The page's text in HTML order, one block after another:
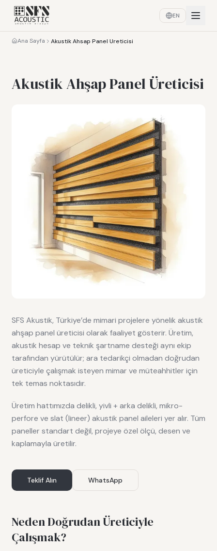
EN
Ana Sayfa Akustik Ahsap Panel Ureticisi
Akustik Ahşap Panel Üreticisi
SFS Akustik, Türkiye’de mimari projelere yönelik akustik
ahşap panel üreticisi olarak faaliyet gösterir. Üretim,
akustik hesap ve teknik şartname desteği aynı ekip
tarafından yürütülür; ara tedarikçi olmadan doğrudan
üreticiyle çalışmak isteyen mimar ve müteahhitler için
tek temas noktasıdır.
Üretim hattımızda delikli, yivli + arka delikli, mikro-
perfore ve slat (lineer) akustik panel aileleri yer alır. Tüm
paneller standart değil, projeye özel ölçü, desen ve
kaplamayla üretilir.
Teklif Alın WhatsApp
Neden Doğrudan Üreticiyle
Çalışmak?